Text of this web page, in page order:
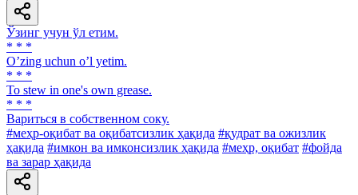
Ўзинг учун ўл етим.
* * *
Oʼzing uchun oʼl yetim.
* * *
To stew in one's own grease.
* * *
Вариться в собственном соку.
#меҳр-оқибат ва оқибатсизлик ҳақида #қудрат ва ожизлик
ҳақида #имкон ва имконсизлик ҳақида #меҳр, оқибат #фойда
ва зарар ҳақида